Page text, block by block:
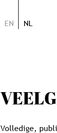
EN NL
Volledige,